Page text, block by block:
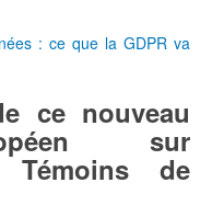
: ce que la GDPR va
ce nouveau
sur
Témoins de